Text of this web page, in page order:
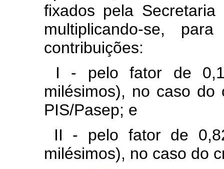
fixados pela
multiplicando-se,
contribuições:
I - pelo fator de
milésimos), no caso do
PIS/Pasep; e
II - pelo fator de
milésimos), no caso do